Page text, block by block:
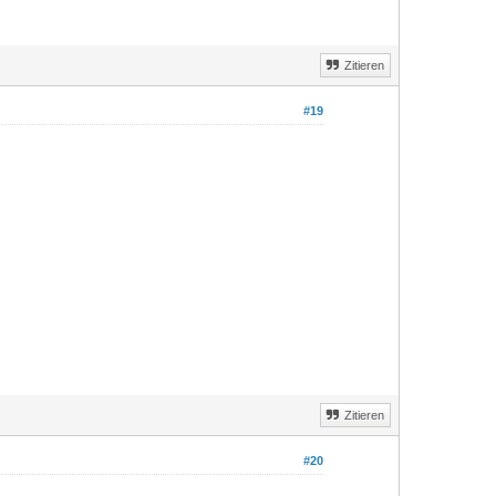
Zitieren
#19
Zitieren
#20